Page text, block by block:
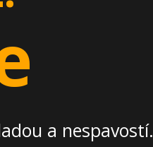
a nespavostí.